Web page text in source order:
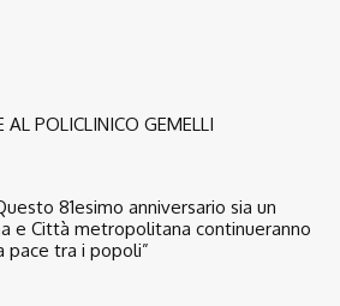
AL POLICLINICO GEMELLI
81esimo anniversario sia un
e Città metropolitana continueranno
tra i popoli”